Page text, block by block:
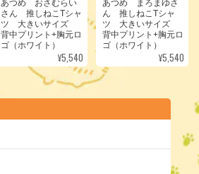
あつめ おさむらい
さん 推しねこTシャ
ツ 大きいサイズ
背中プリント+胸元ロ
ゴ（ホワイト）
¥5,540
あつめ まろまゆさ
ん 推しねこTシャ
ツ 大きいサイズ
背中プリント+胸元ロ
ゴ（ホワイト）
¥5,540